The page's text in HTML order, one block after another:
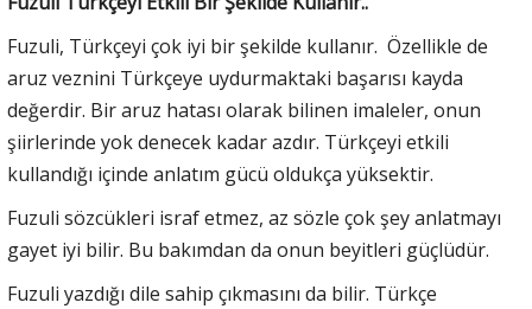
Fuzuli, Türkçeyi çok iyi bir şekilde kullanır. Özellikle de
aruz veznini Türkçeye uydurmaktaki başarısı kayda
değerdir. Bir aruz hatası olarak bilinen imaleler, onun
şiirlerinde yok denecek kadar azdır. Türkçeyi etkili
kullandığı içinde anlatım gücü oldukça yüksektir.
Fuzuli sözcükleri israf etmez, az sözle çok şey anlatmayı
gayet iyi bilir. Bu bakımdan da onun beyitleri güçlüdür.
Fuzuli yazdığı dile sahip çıkmasını da bilir. Türkçe